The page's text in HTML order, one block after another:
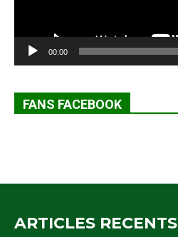
00:00
FANS FACEBOOK
ARTICLES RECENTS